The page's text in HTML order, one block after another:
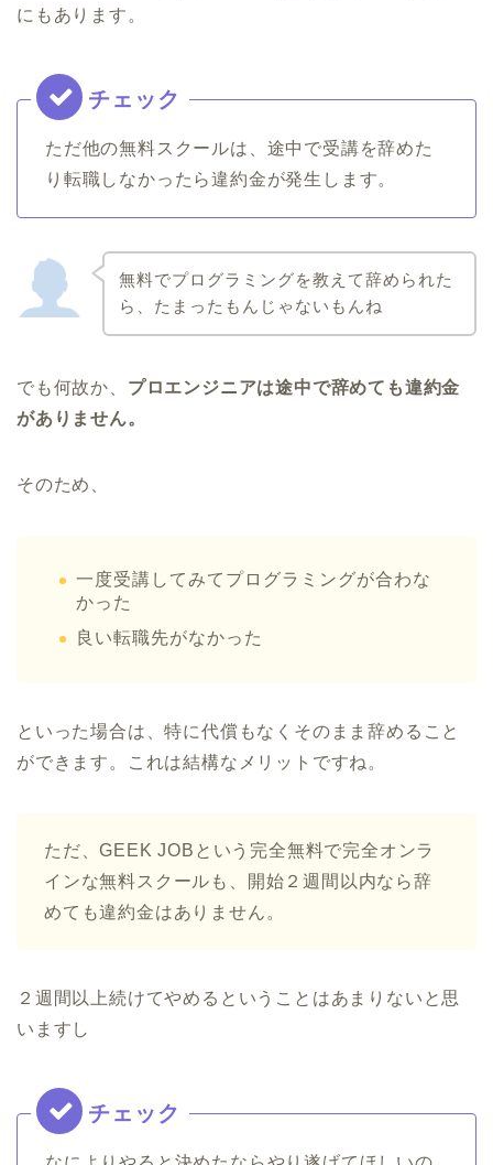
にもあります。
ただ他の無料スクールは、途中で受講を辞めた
り転職しなかったら違約金が発生します。
無料でプログラミングを教えて辞められた
ら、たまったもんじゃないもんね
でも何故か、 プロエンジニアは途中で辞めても違約金
がありません。
そのため、
一度受講してみてプログラミングが合わな
かった
良い転職先がなかった
といった場合は、特に代償もなくそのまま辞めること
ができます。これは結構なメリットですね。
ただ、GEEK JOBという完全無料で完全オンラ
インな無料スクールも、開始２週間以内なら辞
めても違約金はありません。
２週間以上続けてやめるということはあまりないと思
いますし